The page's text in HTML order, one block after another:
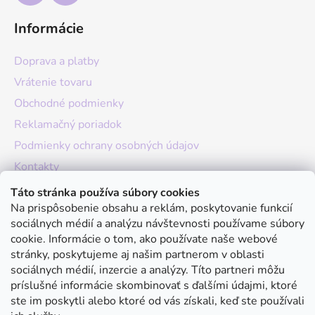
Táto stránka používa súbory cookies
Na prispôsobenie obsahu a reklám, poskytovanie funkcií
sociálnych médií a analýzu návštevnosti používame súbory
cookie. Informácie o tom, ako používate naše webové
stránky, poskytujeme aj našim partnerom v oblasti
sociálnych médií, inzercie a analýzy. Títo partneri môžu
príslušné informácie skombinovať s ďalšími údajmi, ktoré
ste im poskytli alebo ktoré od vás získali, keď ste používali
Informácie
Doprava a platby
Vrátenie tovaru
Obchodné podmienky
Reklamačný poriadok
Podmienky ochrany osobných údajov
Kontakty
O nás
Hodnotenie obchodu
Moja objednávka
Instagram